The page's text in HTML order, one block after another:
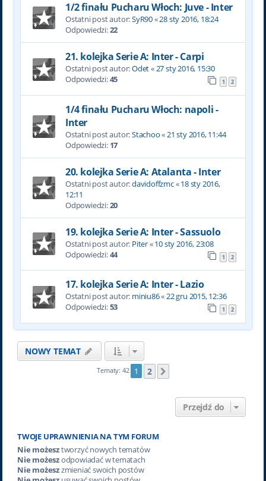
1/2 finału Pucharu Włoch: Juve - Inter
Ostatni post autor:SyR90«28 sty 2016, 18:24
Odpowiedzi:22
21. kolejka Serie A: Inter - Carpi
Ostatni post autor:Odet«27 sty 2016, 15:30
Odpowiedzi:45 1 2
1/4 finału Pucharu Włoch: napoli -
Inter
Ostatni post autor:Stachoo«21 sty 2016, 11:44
Odpowiedzi: 17
20. kolejka Serie A: Atalanta - Inter
Ostatni post autor:davidoffzmc«18 sty 2016,
12:11
Odpowiedzi:20
19. kolejka Serie A: Inter - Sassuolo
Ostatni post autor: Piter«10 sty 2016, 23:08
Odpowiedzi:44 1 2
17. kolejka Serie A: Inter - Lazio
Ostatni post autor: miniu86«22 gru 2015, 12:36
Odpowiedzi:53 1 2
NOWY TEMAT
Tematy: 42 1 2
Przejdź do
TWOJE UPRAWNIENIA NA TYM FORUM
Nie możesztworzyć nowych tematów
Nie możeszodpowiadać w tematach
Nie możeszzmieniać swoich postów